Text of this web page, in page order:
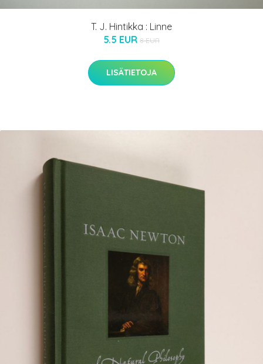
T. J. Hintikka : Linne
5.5 EUR 8 EUR
LISÄTIETOJA